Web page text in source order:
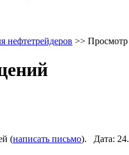
нефтетрейдеров >>
(написать письмо). Дата: